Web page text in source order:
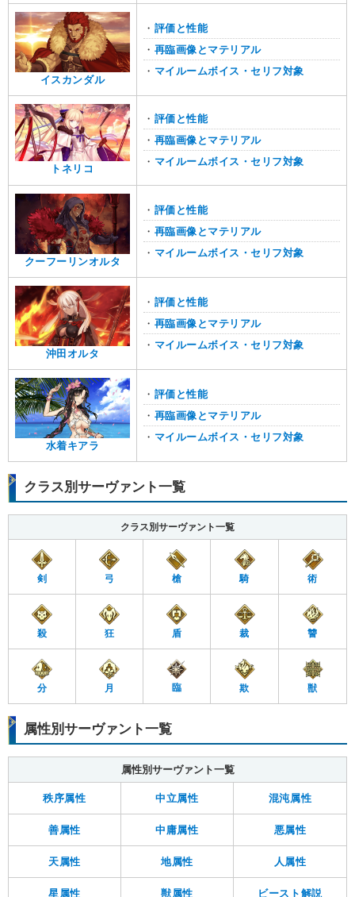
イスカンダル
・ 評価と性能
・ 再臨画像とマテリアル
・ マイルームボイス・セリフ対象
トネリコ
・ 評価と性能
・ 再臨画像とマテリアル
・ マイルームボイス・セリフ対象
クーフーリンオルタ
・ 評価と性能
・ 再臨画像とマテリアル
・ マイルームボイス・セリフ対象
沖田オルタ
・ 評価と性能
・ 再臨画像とマテリアル
・ マイルームボイス・セリフ対象
水着キアラ
・ 評価と性能
・ 再臨画像とマテリアル
・ マイルームボイス・セリフ対象
クラス別サーヴァント一覧
クラス別サーヴァント一覧
剣 弓 槍 騎 術
殺 狂 盾 裁 讐
分 月 臨 欺 獣
属性別サーヴァント一覧
属性別サーヴァント一覧
秩序属性 中立属性 混沌属性
善属性 中庸属性 悪属性
天属性 地属性 人属性
星属性 獣属性 ビースト解説